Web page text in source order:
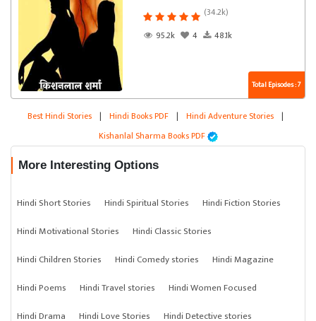
(34.2k)
95.2k
4 48.1k
Total Episodes : 7
Best Hindi Stories | Hindi Books PDF | Hindi Adventure Stories |
Kishanlal Sharma Books PDF
More Interesting Options
Hindi Short Stories Hindi Spiritual Stories
Hindi Fiction Stories
Hindi Motivational Stories
Hindi Classic Stories
Hindi Children Stories
Hindi Comedy stories
Hindi Magazine
Hindi Poems
Hindi Travel stories
Hindi Women Focused
Hindi Drama
Hindi Love Stories Hindi Detective stories